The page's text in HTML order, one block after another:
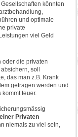
könnten
und optimale
private
viel Geld
oder die privaten
soll
das man z.B. Krank
getragen werden und
teuer.
Privaten
niemals zu viel sein,